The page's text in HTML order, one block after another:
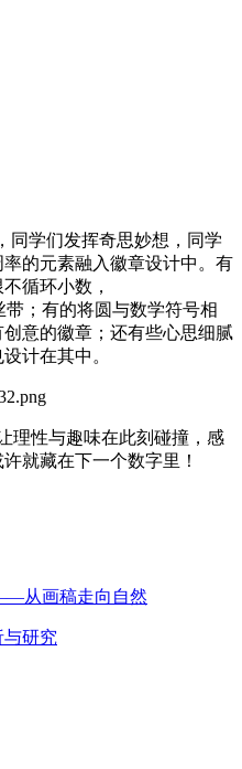
同学们发挥奇思妙想，同学
的元素融入徽章设计中。有
循环小数，
；有的将圆与数学符号相
意的徽章；还有些心思细腻
计在其中。
理性与趣味在此刻碰撞，感
就藏在下一个数字里！
从画稿走向自然
研究